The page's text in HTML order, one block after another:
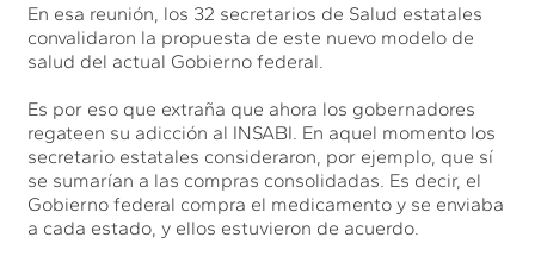
En esa reunión, los 32 secretarios de Salud estatales
convalidaron la propuesta de este nuevo modelo de
salud del actual Gobierno federal.
Es por eso que extraña que ahora los gobernadores
regateen su adicción al INSABI. En aquel momento los
secretario estatales consideraron, por ejemplo, que sí
se sumarían a las compras consolidadas. Es decir, el
Gobierno federal compra el medicamento y se enviaba
a cada estado, y ellos estuvieron de acuerdo.